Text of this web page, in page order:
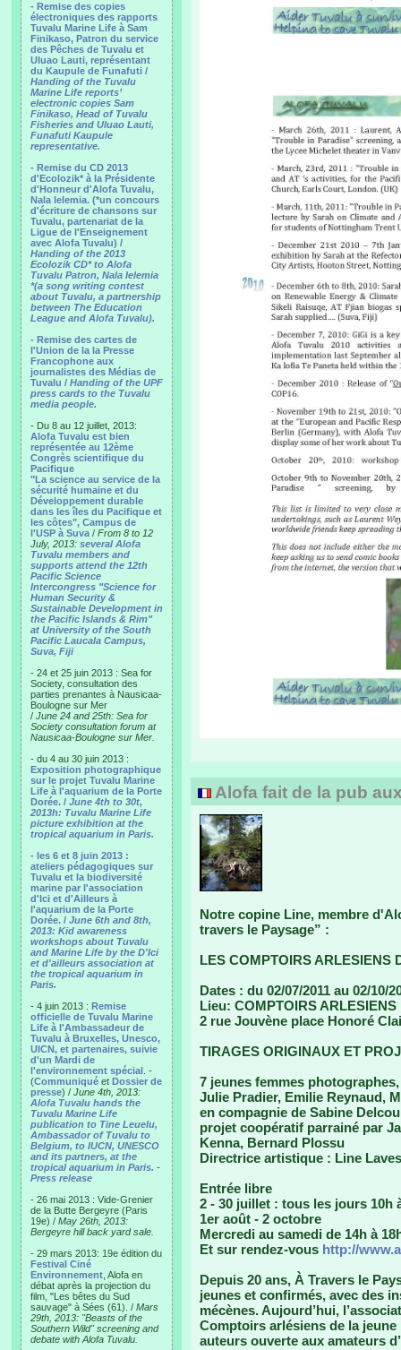
- Remise des copies
électroniques des rapports
Tuvalu Marine Life à Sam
Finikaso, Patron du service
des Pêches de Tuvalu et
Uluao Lauti, représentant
du Kaupule de Funafuti /
Handing of the Tuvalu
Marine Life reports’
electronic copies Sam
Finikaso, Head of Tuvalu
Fisheries and Uluao Lauti,
Funafuti Kaupule
representative.
- Remise du CD 2013
d'Ecolozik* à la Présidente
d'Honneur d'Alofa Tuvalu,
Nala Ielemia. (*un concours
d'écriture de chansons sur
Tuvalu, partenariat de la
Ligue de l'Enseignement
avec Alofa Tuvalu) /
Handing of the 2013
Ecolozik CD* to Alofa
Tuvalu Patron, Nala Ielemia
*(a song writing contest
about Tuvalu, a partnership
between The Education
League and Alofa Tuvalu).
- Remise des cartes de
l'Union de la la Presse
Francophone aux
journalistes des Médias de
Tuvalu / Handing of the UPF
press cards to the Tuvalu
media people.
- Du 8 au 12 juillet, 2013:
Alofa Tuvalu est bien
représentée au 12ème
Congrès scientifique du
Pacifique
"La science au service de la
sécurité humaine et du
Développement durable
dans les îles du Pacifique et
les côtes", Campus de
l'USP à Suva / From 8 to 12
July, 2013: several Alofa
Tuvalu members and
supports attend the 12th
Pacific Science
Intercongress "Science for
Human Security &
Sustainable Development in
the Pacific Islands & Rim"
at University of the South
Pacific Laucala Campus,
Suva, Fiji
- 24 et 25 juin 2013 : Sea for
Society, consultation des
parties prenantes à Nausicaa-
Boulogne sur Mer
/ June 24 and 25th: Sea for
Society consultation forum at
Nausicaa-Boulogne sur Mer.
- du 4 au 30 juin 2013 :
Exposition photographique
sur le projet Tuvalu Marine
Life à l'aquarium de la Porte
Dorée. / June 4th to 30t,
2013h: Tuvalu Marine Life
picture exhibition at the
tropical aquarium in Paris.
- les 6 et 8 juin 2013 :
ateliers pédagogiques sur
Tuvalu et la biodiversité
marine par l'association
d'Ici et d'Ailleurs à
l'aquarium de la Porte
Dorée. / June 6th and 8th,
2013: Kid awareness
workshops about Tuvalu
and Marine Life by the D'Ici
et d'ailleurs association at
the tropical aquarium in
Paris.
- 4 juin 2013 : Remise
officielle de Tuvalu Marine
Life à l'Ambassadeur de
Tuvalu à Bruxelles, Unesco,
UICN, et partenaires, suivie
d'un Mardi de
l'environnement spécial . -
(Communiqué et Dossier de
presse) / June 4th, 2013:
Alofa Tuvalu hands the
Tuvalu Marine Life
publication to Tine Leuelu,
Ambassador of Tuvalu to
Belgium, to IUCN, UNESCO
and its partners, at the
tropical aquarium in Paris. -
Press release
- 26 mai 2013 : Vide-Grenier
de la Butte Bergeyre (Paris
19e) / May 26th, 2013:
Bergeyre hill back yard sale.
- 29 mars 2013: 19e édition du
Festival Ciné
Environnement , Alofa en
débat après la projection du
film, "Les bêtes du Sud
sauvage" à Sées (61). / Mars
29th, 2013: "Beasts of the
Southern Wild" screening and
debate with Alofa Tuvalu.
Alofa fait de la pub
Notre copine Line, membre
travers le Paysage” :
LES COMPTOIRS ARLESIENS
Dates : du 02/07/2011 au 02/10/
Lieu: COMPTOIRS ARLESIENS
2 rue Jouvène place Honoré
TIRAGES ORIGINAUX ET
7 jeunes femmes
Julie Pradier, Emilie Reynaud,
en compagnie de Sabine
projet coopératif parrainé par
Kenna, Bernard Plossu
Directrice artistique : Line
Entrée libre
2 - 30 juillet : tous les jours 10h
1er août - 2 octobre
Mercredi au samedi de 14h à
Et sur rendez-vous http://
Depuis 20 ans, À Travers le
jeunes et confirmés, avec des
mécènes. Aujourd’hui,
Comptoirs arlésiens de la
auteurs ouverte aux amateurs